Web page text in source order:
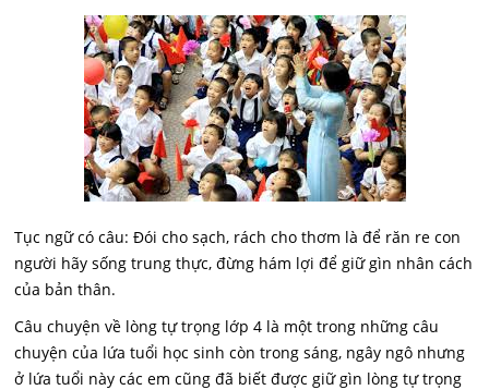
Tục ngữ có câu: Đói cho sạch, rách cho thơm là để răn re con
người hãy sống trung thực, đừng hám lợi để giữ gìn nhân cách
của bản thân.
Câu chuyện về lòng tự trọng lớp 4 là một trong những câu
chuyện của lứa tuổi học sinh còn trong sáng, ngây ngô nhưng
ở lứa tuổi này các em cũng đã biết được giữ gìn lòng tự trọng